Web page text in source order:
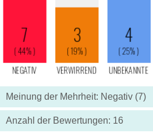
Meinung der Mehrheit: Negativ (7)
Anzahl der Bewertungen: 16